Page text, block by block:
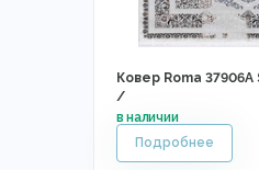
Ковер Roma 37906A
/